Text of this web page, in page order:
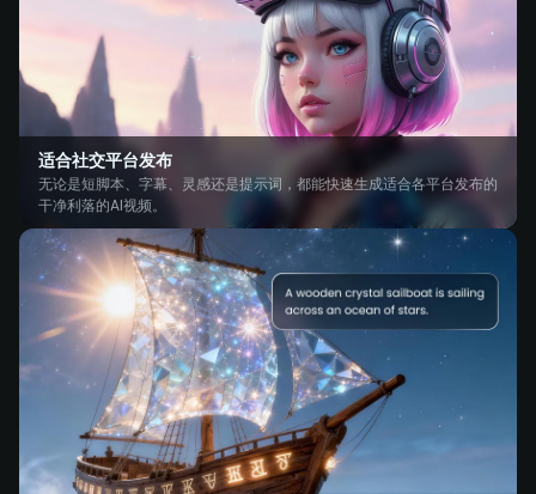
适合社交平台发布
无论是短脚本、字幕、灵感还是提示词，都能快速生成适合各平台发布的
干净利落的AI视频。